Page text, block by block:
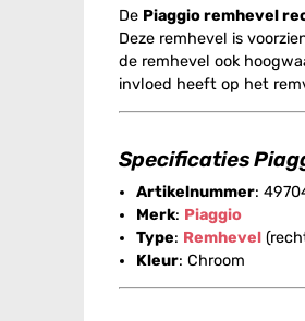
De Piaggio remhevel
Deze remhevel is
de remhevel ook
invloed heeft op het
Specificaties
Artikelnummer:
Merk: Piaggio
Type: Remhevel
Kleur: Chroom